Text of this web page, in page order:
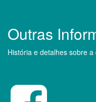
Outras
História e detalhes sobre